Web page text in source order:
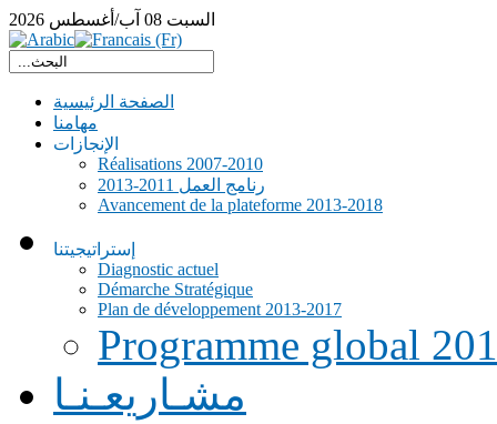
السبت 08 آب/أغسطس 2026
الصفحة الرئيسية
مهامنا
الإنجازات
Réalisations 2007-2010
رنامج العمل 2011-2013
Avancement de la plateforme 2013-2018
إستراتيجيتنا
Diagnostic actuel
Démarche Stratégique
Plan de développement 2013-2017
Programme global
مشـاريعـنـا